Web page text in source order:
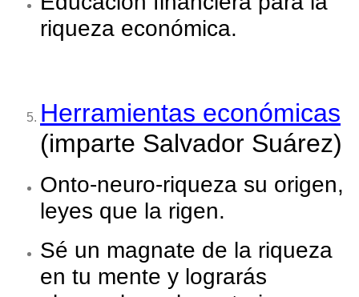
riqueza económica.
Herramientas económicas
(imparte Salvador Suárez)
Onto-neuro-riqueza su origen,
leyes que la rigen.
Sé un magnate de la riqueza
en tu mente y lograrás